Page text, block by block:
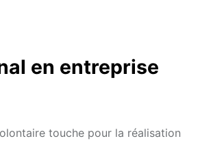
en entreprise
touche pour la réalisation